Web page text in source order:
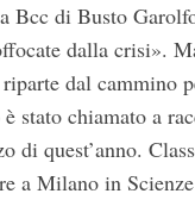
Bcc di Busto
dalla crisi».
dal cammino
stato chiamato a
di quest’anno.
a Milano in